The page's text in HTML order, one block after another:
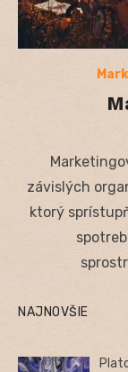
závislých
ktorý
NAJNOVŠIE